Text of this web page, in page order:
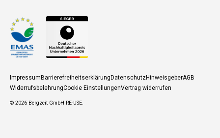
Zahlungsmethoden
ImpressumBarrierefreiheitserklärungDatenschutzHinweisgeberAGB
WiderrufsbelehrungCookie EinstellungenVertrag widerrufen
© 2026 Bergzeit GmbH RE-USE.